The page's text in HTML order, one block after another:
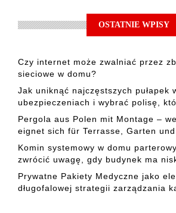
OSTATNIE WPISY
Czy internet może zwalniać przez
sieciowe w domu?
Jak uniknąć najczęstszych pułapek
ubezpieczeniach i wybrać polisę,
Pergola aus Polen mit Montage –
eignet sich für Terrasse, Garten
Komin systemowy w domu
zwrócić uwagę, gdy budynek ma
Prywatne Pakiety Medyczne jako
długofalowej strategii zarządzania